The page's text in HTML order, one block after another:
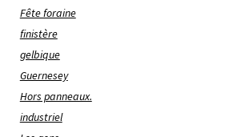
Fête foraine
finistère
gelbique
Guernesey
Hors panneaux.
industriel